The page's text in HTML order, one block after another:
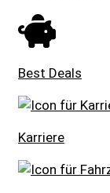
Best Deals
Karriere